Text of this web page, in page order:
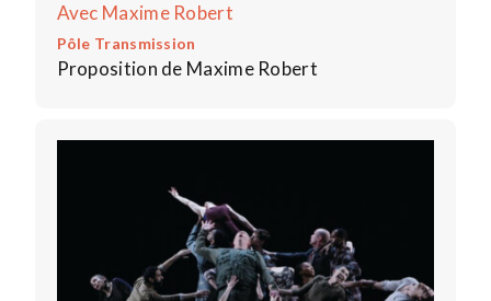
Avec Maxime Robert
Pôle Transmission
Proposition de Maxime Robert